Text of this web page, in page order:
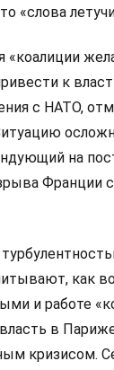
«слова
к
с НАТО,
на
Франции
как
и работе
в
кризисом.